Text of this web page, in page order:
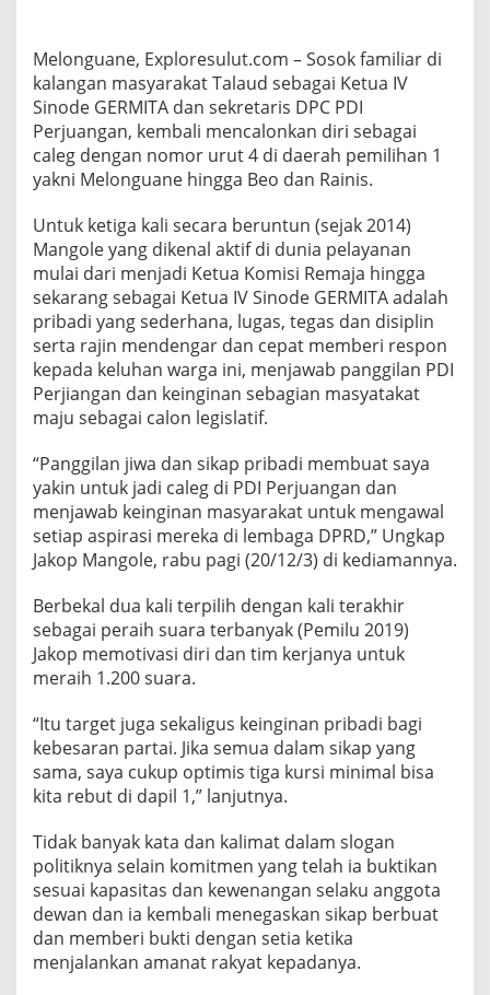
a
r
a
r
e
b
u
t
u
r
s
i
n
o
m
o
r
1
a
p
i
l
1
Melonguane, Exploresulut.com – Sosok familiar di
kalangan masyarakat Talaud sebagai Ketua IV
Sinode GERMITA dan sekretaris DPC PDI
Perjuangan, kembali mencalonkan diri sebagai
caleg dengan nomor urut 4 di daerah pemilihan 1
yakni Melonguane hingga Beo dan Rainis.
Untuk ketiga kali secara beruntun (sejak 2014)
Mangole yang dikenal aktif di dunia pelayanan
mulai dari menjadi Ketua Komisi Remaja hingga
sekarang sebagai Ketua IV Sinode GERMITA adalah
pribadi yang sederhana, lugas, tegas dan disiplin
serta rajin mendengar dan cepat memberi respon
kepada keluhan warga ini, menjawab panggilan PDI
Perjiangan dan keinginan sebagian masyatakat
maju sebagai calon legislatif.
“Panggilan jiwa dan sikap pribadi membuat saya
yakin untuk jadi caleg di PDI Perjuangan dan
menjawab keinginan masyarakat untuk mengawal
setiap aspirasi mereka di lembaga DPRD,” Ungkap
Jakop Mangole, rabu pagi (20/12/3) di kediamannya.
Berbekal dua kali terpilih dengan kali terakhir
sebagai peraih suara terbanyak (Pemilu 2019)
Jakop memotivasi diri dan tim kerjanya untuk
meraih 1.200 suara.
“Itu target juga sekaligus keinginan pribadi bagi
kebesaran partai. Jika semua dalam sikap yang
sama, saya cukup optimis tiga kursi minimal bisa
kita rebut di dapil 1,” lanjutnya.
Tidak banyak kata dan kalimat dalam slogan
politiknya selain komitmen yang telah ia buktikan
sesuai kapasitas dan kewenangan selaku anggota
dewan dan ia kembali menegaskan sikap berbuat
dan memberi bukti dengan setia ketika
menjalankan amanat rakyat kepadanya.